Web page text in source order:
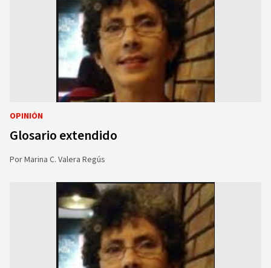
OPINIÓN
Glosario extendido
PorMarina C. Valera Regús